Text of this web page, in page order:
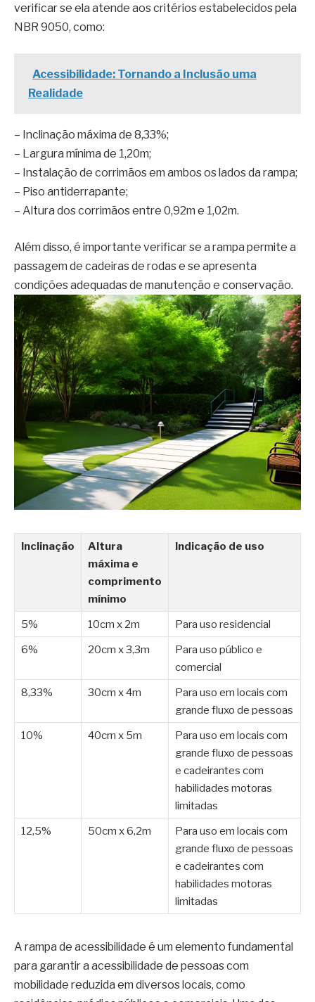
verificar se ela atende aos critérios estabelecidos pela
NBR 9050, como:
Acessibilidade: Tornando a Inclusão uma
Realidade
– Inclinação máxima de 8,33%;
– Largura mínima de 1,20m;
– Instalação de corrimãos em ambos os lados da rampa;
– Piso antiderrapante;
– Altura dos corrimãos entre 0,92m e 1,02m.
Além disso, é importante verificar se a rampa permite a
passagem de cadeiras de rodas e se apresenta
condições adequadas de manutenção e conservação.
Inclinação
Altura
máxima e
comprimento
mínimo
Indicação de uso
5% 10cm x 2m
Para uso residencial
6%
20cm x 3,3m
Para uso público e
comercial
8,33%
30cm x 4m
Para uso em locais com
grande fluxo de pessoas
10%
40cm x 5m
Para uso em locais com
grande fluxo de pessoas
e cadeirantes com
habilidades motoras
limitadas
12,5%
50cm x 6,2m
Para uso em locais com
grande fluxo de pessoas
e cadeirantes com
habilidades motoras
limitadas
A rampa de acessibilidade é um elemento fundamental
para garantir a acessibilidade de pessoas com
mobilidade reduzida em diversos locais, como